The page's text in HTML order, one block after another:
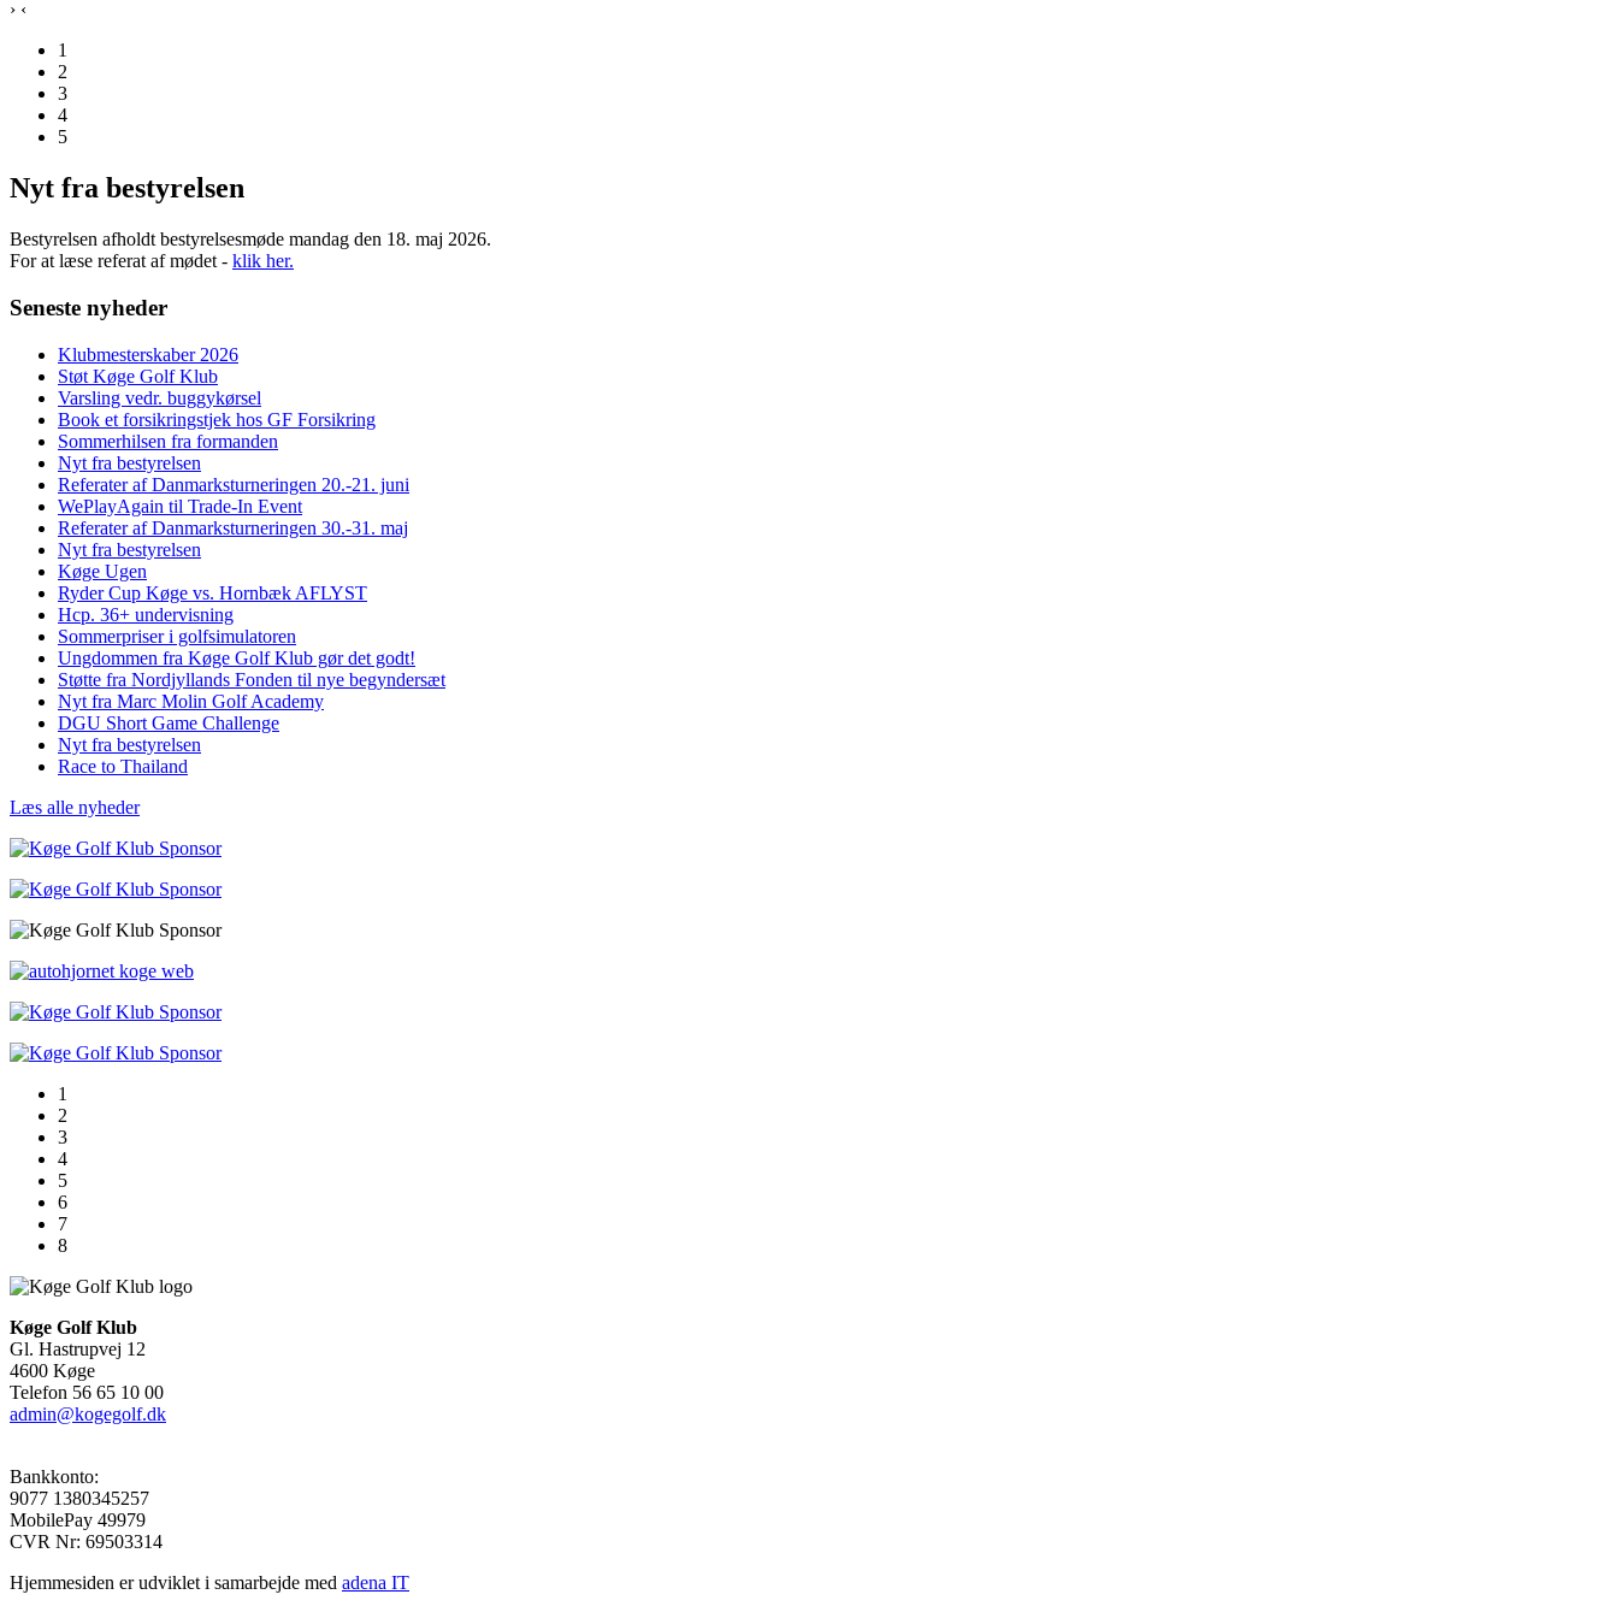
› ‹
1
2
3
4
5
Nyt fra bestyrelsen
Bestyrelsen afholdt bestyrelsesmøde mandag den 18. maj 2026.
For at læse referat af mødet - klik her.
Seneste nyheder
Klubmesterskaber 2026
Støt Køge Golf Klub
Varsling vedr. buggykørsel
Book et forsikringstjek hos GF Forsikring
Sommerhilsen fra formanden
Nyt fra bestyrelsen
Referater af Danmarksturneringen 20.-21. juni
WePlayAgain til Trade-In Event
Referater af Danmarksturneringen 30.-31. maj
Nyt fra bestyrelsen
Køge Ugen
Ryder Cup Køge vs. Hornbæk AFLYST
Hcp. 36+ undervisning
Sommerpriser i golfsimulatoren
Ungdommen fra Køge Golf Klub gør det godt!
Støtte fra Nordjyllands Fonden til nye begyndersæt
Nyt fra Marc Molin Golf Academy
DGU Short Game Challenge
Nyt fra bestyrelsen
Race to Thailand
Læs alle nyheder
1
2
3
4
5
6
7
8
Køge Golf Klub
Gl. Hastrupvej 12
4600 Køge
Telefon 56 65 10 00
admin@kogegolf.dk
Bankkonto:
9077 1380345257
MobilePay 49979
CVR Nr: 69503314
Hjemmesiden er udviklet i samarbejde med adena IT